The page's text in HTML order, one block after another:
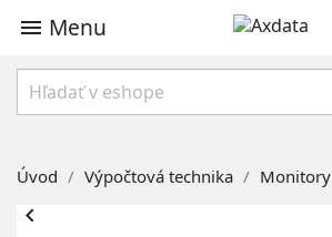
 Menu
Úvod Výpočtová technika Monitory
